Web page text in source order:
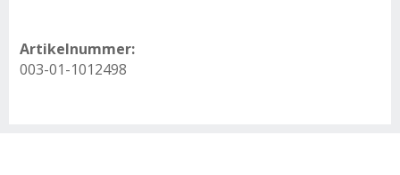
Artikelnummer:
003-01-1012498